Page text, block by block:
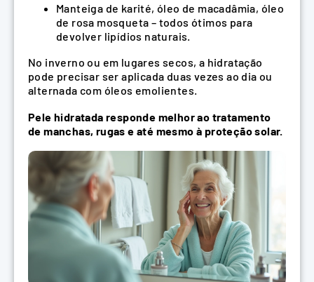
Manteiga de karité, óleo de macadâmia, óleo
de rosa mosqueta – todos ótimos para
devolver lipídios naturais.
No inverno ou em lugares secos, a hidratação
pode precisar ser aplicada duas vezes ao dia ou
alternada com óleos emolientes.
Pele hidratada responde melhor ao tratamento
de manchas, rugas e até mesmo à proteção solar.